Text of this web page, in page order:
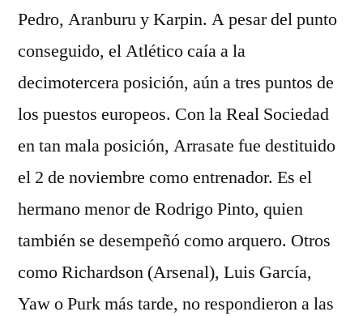
Pedro, Aranburu y Karpin. A pesar del punto
conseguido, el Atlético caía a la
decimotercera posición, aún a tres puntos de
los puestos europeos. Con la Real Sociedad
en tan mala posición, Arrasate fue destituido
el 2 de noviembre como entrenador. Es el
hermano menor de Rodrigo Pinto, quien
también se desempeñó como arquero. Otros
como Richardson (Arsenal), Luis García,
Yaw o Purk más tarde, no respondieron a las